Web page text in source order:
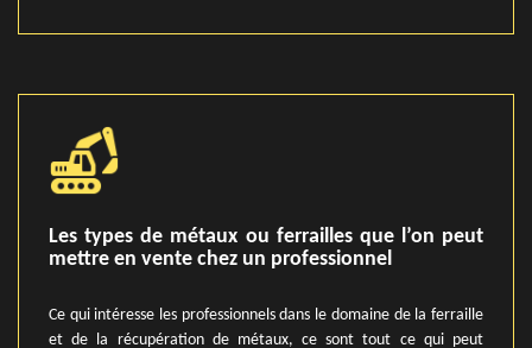
Les types de métaux ou ferrailles que l’on peut
mettre en vente chez un professionnel
Ce qui intéresse les professionnels dans le domaine de la ferraille
et de la récupération de métaux, ce sont tout ce qui peut